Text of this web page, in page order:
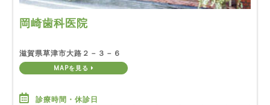
岡崎歯科医院
滋賀県草津市大路２－３－６
MAPを見る
診療時間・休診日